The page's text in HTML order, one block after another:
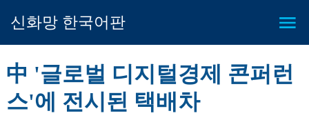
신화망 한국어판
中 '글로벌 디지털경제 콘퍼런
스'에 전시된 택배차